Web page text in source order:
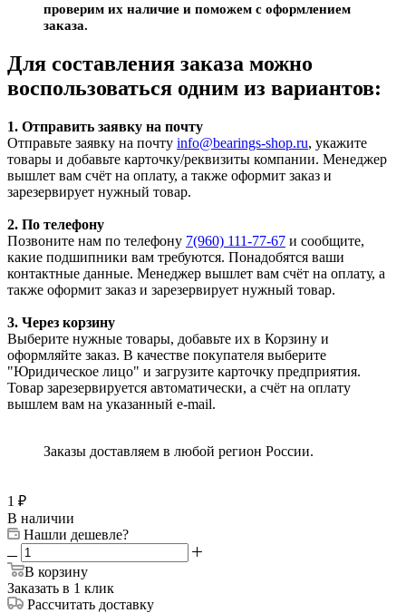
проверим их наличие и поможем с оформлением
заказа.
Для составления заказа можно
воспользоваться одним из вариантов:
1. Отправить заявку на почту
Отправьте заявку на почту info@bearings-shop.ru, укажите
товары и добавьте карточку/реквизиты компании. Менеджер
вышлет вам счёт на оплату, а также оформит заказ и
зарезервирует нужный товар.
2. По телефону
Позвоните нам по телефону 7(960) 111-77-67 и сообщите,
какие подшипники вам требуются. Понадобятся ваши
контактные данные. Менеджер вышлет вам счёт на оплату, а
также оформит заказ и зарезервирует нужный товар.
3. Через корзину
Выберите нужные товары, добавьте их в Корзину и
оформляйте заказ. В качестве покупателя выберите
"Юридическое лицо" и загрузите карточку предприятия.
Товар зарезервируется автоматически, а счёт на оплату
вышлем вам на указанный e-mail.
Заказы доставляем в любой регион России.
1 ₽
В наличии
Нашли дешевле?
В корзину
Заказать в 1 клик
Рассчитать доставку